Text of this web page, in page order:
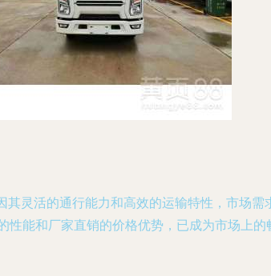
灵活的通行能力和高效的运输特性，市场
能和厂家直销的价格优势，已成为市场上